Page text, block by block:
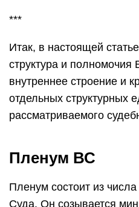
***
Итак, в настоящей
структура и
внутреннее строение и
отдельных структурных
рассматриваемого
Пленум ВС
Пленум состоит из
Суда. Он созывается